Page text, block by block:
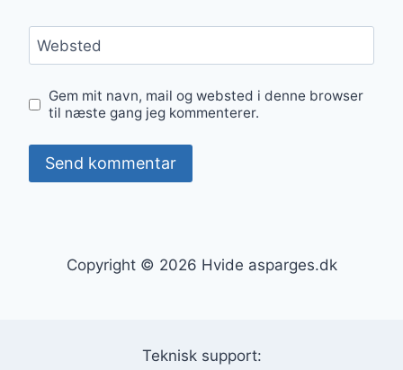
Websted
Gem mit navn, mail og websted i denne browser
til næste gang jeg kommenterer.
Copyright © 2026 Hvide asparges.dk
Teknisk support: